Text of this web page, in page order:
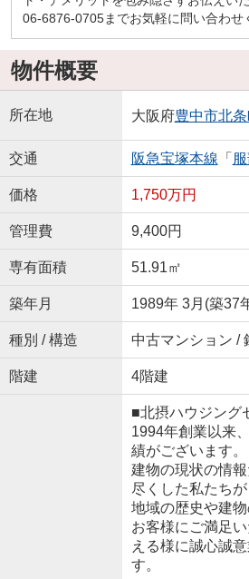
06-6876-0705までお気軽に問い合わせ
物件概要
所在地 大阪府豊中市北
交通 阪急宝塚本線 「
価格 1,750万円
管理費 9,400円
専有面積 51.91㎡
築年月 1989年 3月(築37
種別 / 構造 中古マンション /
階建 4階建
■北摂ハウジング
1994年創業以来
績がございます。
建物の現状の情
尽くした私たちが
地域の歴史や建物
お客様にご満足
える様に誠心誠
す。